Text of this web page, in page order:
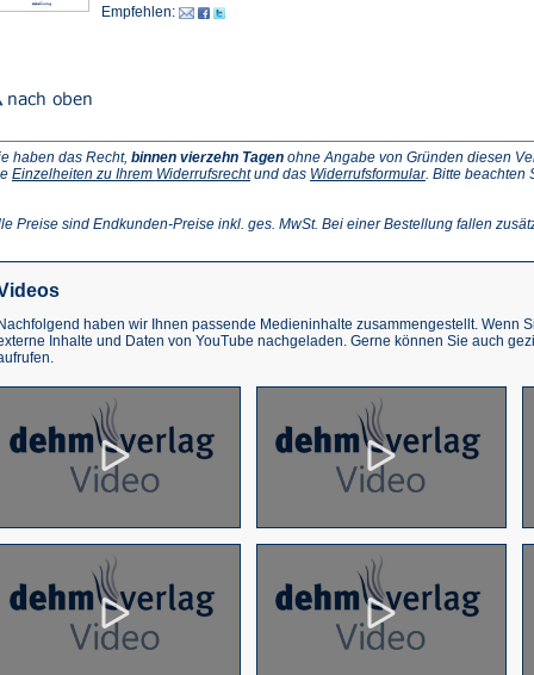
Empfehlen:
haben das Recht, binnen vierzehn Tagen ohne Angabe von Gründen diesen
Einzelheiten zu Ihrem Widerrufsrecht(Öffnet
neuen
und das Widerrufsformular(Öffnet
neuen
. Bitte beachten
Preise sind Endkunden-Preise inkl. ges. MwSt. Bei einer Bestellung fallen
Nachfolgend haben wir Ihnen passende Medieninhalte zusammengestellt. Wenn
Inhalte und Daten von YouTube nachgeladen. Gerne können Sie auch